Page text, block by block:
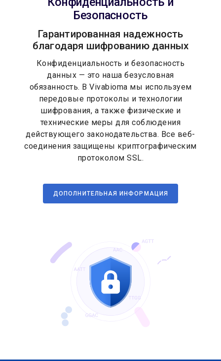
Безопасность
Гарантированная надежность
благодаря шифрованию данных
Конфиденциальность и безопасность
данных — это наша безусловная
обязанность. В Vivabioma мы используем
передовые протоколы и технологии
шифрования, а также физические и
технические меры для соблюдения
действующего законодательства. Все веб-
соединения защищены криптографическим
протоколом SSL.
ДОПОЛНИТЕЛЬНАЯ ИНФОРМАЦИЯ